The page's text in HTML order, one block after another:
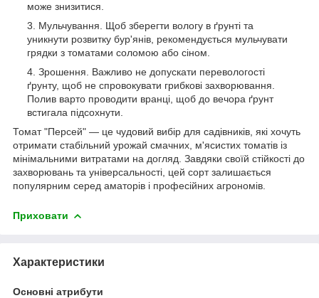
може знизитися.
Мульчування. Щоб зберегти вологу в ґрунті та
уникнути розвитку бур'янів, рекомендується мульчувати
грядки з томатами соломою або сіном.
Зрошення. Важливо не допускати перевологості
ґрунту, щоб не спровокувати грибкові захворювання.
Полив варто проводити вранці, щоб до вечора ґрунт
встигала підсохнути.
Томат "Персей" — це чудовий вибір для садівників, які хочуть
отримати стабільний урожай смачних, м'ясистих томатів із
мінімальними витратами на догляд. Завдяки своїй стійкості до
захворювань та універсальності, цей сорт залишається
популярним серед аматорів і професійних агрономів.
Приховати
Характеристики
Основні атрибути